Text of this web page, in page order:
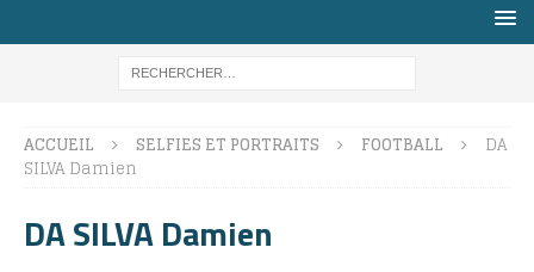
ACCUEIL SELFIES ET PORTRAITS FOOTBALL
DA
SILVA Damien
DA SILVA Damien